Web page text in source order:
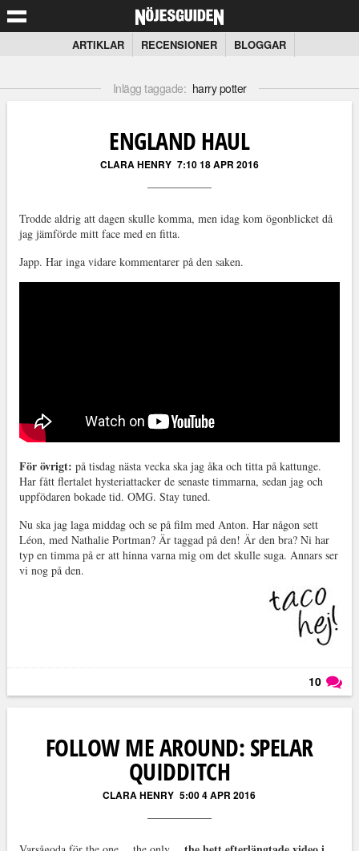
ARTIKLAR RECENSIONER BLOGGAR
Inlägg taggade: harry potter
ENGLAND HAUL
CLARA HENRY 7:10 18 APR 2016
Trodde aldrig att dagen skulle komma, men idag kom ögonblicket då
jag jämförde mitt face med en fitta.
Japp. Har inga vidare kommentarer på den saken.
För övrigt: på tisdag nästa vecka ska jag åka och titta på kattunge.
Har fått flertalet hysteriattacker de senaste timmarna, sedan jag och
uppfödaren bokade tid. OMG. Stay tuned.
Nu ska jag laga middag och se på film med Anton. Har någon sett
Léon, med Nathalie Portman? Är taggad på den! Är den bra? Ni har
typ en timma på er att hinna varna mig om det skulle suga. Annars ser
vi nog på den.
10
FOLLOW ME AROUND: SPELAR
QUIDDITCH
CLARA HENRY 5:00 4 APR 2016